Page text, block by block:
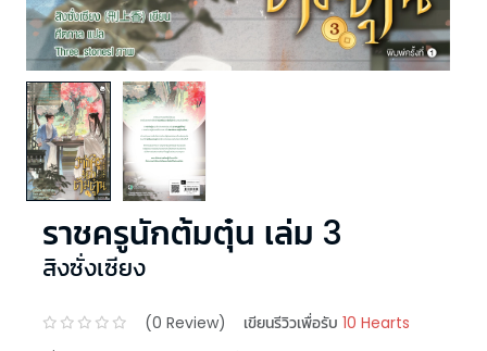
ราชครูนักต้มตุ๋น เล่ม 3
สิงซั่งเซียง
(0 Review) เขียนรีวิวเพื่อรับ 10 Hearts